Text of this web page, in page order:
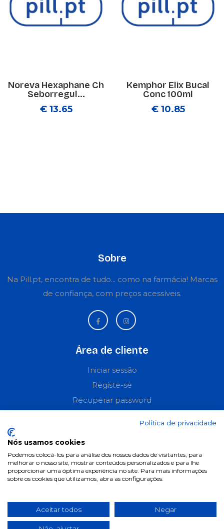
Noreva Hexaphane Ch
Seborregul...
€ 13.65
Kemphor Elix Bucal
Conc 100ml
€ 10.85
Sobre
Na Pill.pt, encontra de tudo... como na farmácia! Marcas
de confiança, com preços acessíveis.
Área de cliente
Iniciar sessão
Registe-se
Recuperar password
Informações
Termos & Condições
Política de privacidade
Condições de campanhas
Últimas notícias & Blog
Política de privacidade
Nós usamos cookies
Podemos colocá-los para análise dos nossos dados de visitantes, para
melhorar o nosso site, mostrar conteúdos personalizados e para lhe
proporcionar uma óptima experiência no site. Para mais informações
sobre os cookies que utilizamos, abra as configurações.
Aceitar todos Negar